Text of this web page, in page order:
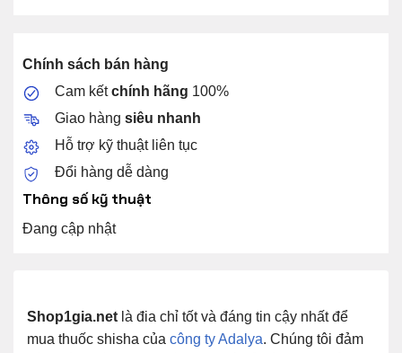
Chính sách bán hàng
Cam kếtchính hãng 100%
Giao hàng siêu nhanh
Hỗ trợ kỹ thuật liên tục
Đổi hàng dễ dàng
Thông số kỹ thuật
Đang cập nhật
Shop1gia.netlà đia chỉ tốt và đáng tin cậy nhất để
mua thuốc shisha của công ty Adalya. Chúng tôi đảm